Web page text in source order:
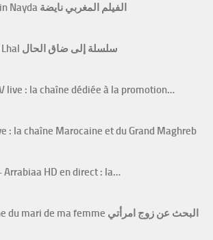
Film marocain Nayda الفيلم المغربي نايضة
Série Ila Da9 Lhal سلسلة إلى ضاق الحال
live : la chaîne dédiée à la promotion…
: la chaîne Marocaine et du Grand Maghreb
Arrabiaa HD en direct : la…
A la recherche du mari de ma femme البحث عن زوج امرأتي